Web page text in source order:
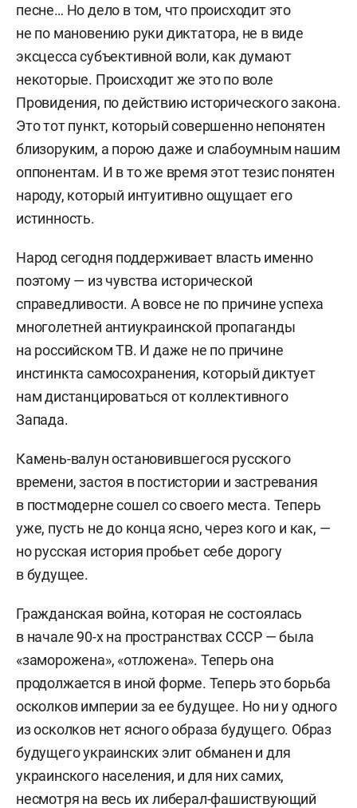
песне… Но дело в том, что происходит это
не по мановению руки диктатора, не в виде
эксцесса субъективной воли, как думают
некоторые. Происходит же это по воле
Провидения, по действию исторического закона.
Это тот пункт, который совершенно непонятен
близоруким, а порою даже и слабоумным нашим
оппонентам. И в то же время этот тезис понятен
народу, который интуитивно ощущает его
истинность.
Народ сегодня поддерживает власть именно
поэтому — из чувства исторической
справедливости. А вовсе не по причине успеха
многолетней антиукраинской пропаганды
на российском ТВ. И даже не по причине
инстинкта самосохранения, который диктует
нам дистанцироваться от коллективного
Запада.
Камень-валун остановившегося русского
времени, застоя в постистории и застревания
в постмодерне сошел со своего места. Теперь
уже, пусть не до конца ясно, через кого и как, —
но русская история пробьет себе дорогу
в будущее.
Гражданская война, которая не состоялась
в начале 90-х на пространствах СССР — была
«заморожена», «отложена». Теперь она
продолжается в иной форме. Теперь это борьба
осколков империи за ее будущее. Но ни у одного
из осколков нет ясного образа будущего. Образ
будущего украинских элит обманен и для
украинского населения, и для них самих,
несмотря на весь их либерал-фашиствующий